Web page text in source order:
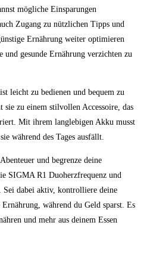
mögliche Einsparungen
Zugang zu nützlichen Tipps und
Ernährung weiter optimieren
und gesunde Ernährung verzichten zu
leicht zu bedienen und bequem zu
sie zu einem stilvollen Accessoire, das
Mit ihrem langlebigen Akku musst
während des Tages ausfällt.
und begrenze deine
SIGMA R1 Duoherzfrequenz und
Sei dabei aktiv, kontrolliere deine
während du Geld sparst. Es
und mehr aus deinem Essen